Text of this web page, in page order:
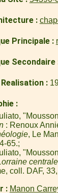
Principale
Secondaire
: Renoux
, Le
65.
centrale
coll. DAF,
Manon